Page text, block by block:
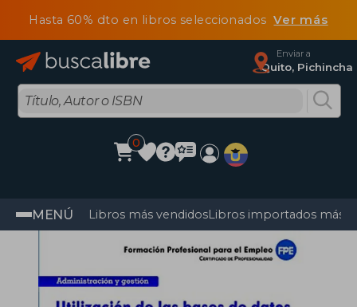
Hasta 60% dto en libros seleccionadosVer más
Enviar a
Quito, Pichincha
0
MENÚ Libros más vendidosLibros importados más